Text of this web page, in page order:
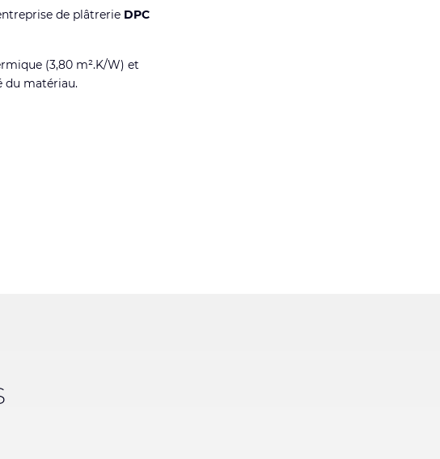
de plâtrerie DPC
(3,80 m².K/W) et
du matériau.